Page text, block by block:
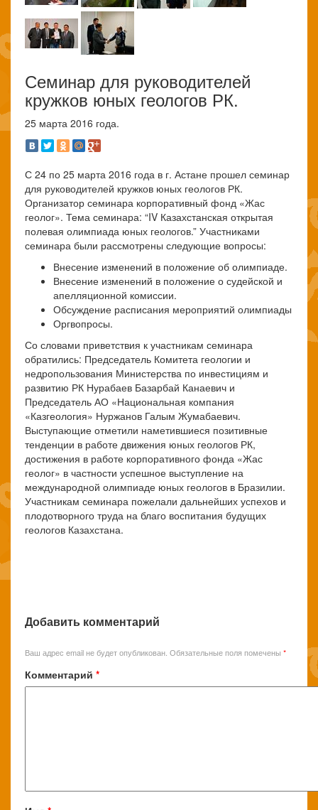
Семинар для руководителей
кружков юных геологов РК.
25 марта 2016 года.
С 24 по 25 марта 2016 года в г. Астане прошел семинар
для руководителей кружков юных геологов РК.
Организатор семинара корпоративный фонд «Жас
геолог». Тема семинара: “IV Казахстанская открытая
полевая олимпиада юных геологов.” Участниками
семинара были рассмотрены следующие вопросы:
Внесение изменений в положение об олимпиаде.
Внесение изменений в положение о судейской и
апелляционной комиссии.
Обсуждение расписания мероприятий олимпиады
Оргвопросы.
Со словами приветствия к участникам семинара
обратились: Председатель Комитета геологии и
недропользования Министерства по инвестициям и
развитию РК Нурабаев Базарбай Канаевич и
Председатель АО «Национальная компания
«Казгеология» Нуржанов Галым Жумабаевич.
Выступающие отметили наметившиеся позитивные
тенденции в работе движения юных геологов РК,
достижения в работе корпоративного фонда «Жас
геолог» в частности успешное выступление на
международной олимпиаде юных геологов в Бразилии.
Участникам семинара пожелали дальнейших успехов и
плодотворного труда на благо воспитания будущих
геологов Казахстана.
Добавить комментарий
Ваш адрес email не будет опубликован. Обязательные поля помечены *
Комментарий *